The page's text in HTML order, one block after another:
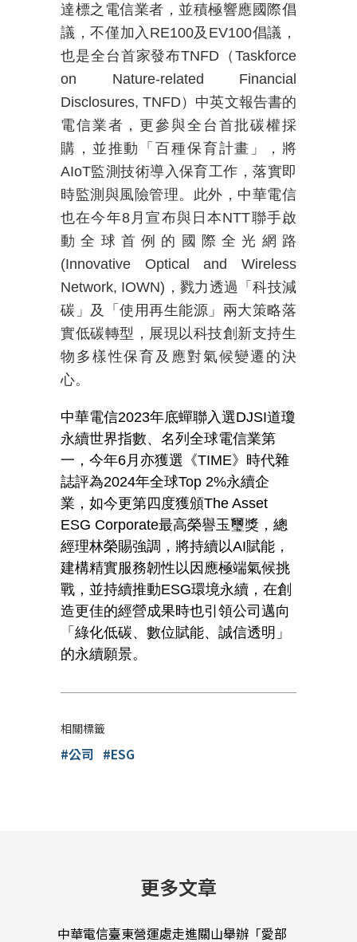
達標之電信業者，並積極響應國際倡
議，不僅加入RE100及EV100倡議，
也是全台首家發布TNFD（Taskforce
on Nature-related Financial
Disclosures, TNFD）中英文報告書的
電信業者，更參與全台首批碳權採
購， 並推動「百種保育計畫」，將
AIoT監測技術導入保育工作，落實即
時監測與風險管理。 此外，中華電信
也在今年8月宣布與日本NTT聯手啟
動全球首例的國際全光網路
(Innovative Optical and Wireless
Network, IOWN)，戮力透過「科技減
碳」及「使用再生能源」兩大策略落
實低碳轉型，展現以科技創新支持生
物多樣性保育及應對氣候變遷的決
心。
中華電信2023年底蟬聯入選DJSI道瓊
永續世界指數、名列全球電信業第
一，今年6月亦獲選《TIME》時代雜
誌評為2024年全球Top 2%永續企
業，如今更第四度獲頒The Asset
ESG Corporate最高榮譽玉璽獎，總
經理林榮賜強調，將持續以AI賦能，
建構精實服務韌性以因應極端氣候挑
戰，並持續推動ESG環境永續，在創
造更佳的經營成果時也引領公司邁向
「綠化低碳、數位賦能、誠信透明」
的永續願景。
相關標籤
#公司 #ESG
更多文章
中華電信臺東營運處走進關山舉辦「愛部